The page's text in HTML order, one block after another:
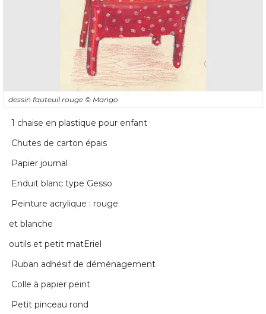
dessin fauteuil rouge © Mango
 1 chaise en plastique pour enfant
 Chutes de carton épais
 Papier journal
 Enduit blanc type Gesso
 Peinture acrylique : rouge
et blanche
outils et petit matEriel
 Ruban adhésif de déménagement
 Colle à papier peint
 Petit pinceau rond